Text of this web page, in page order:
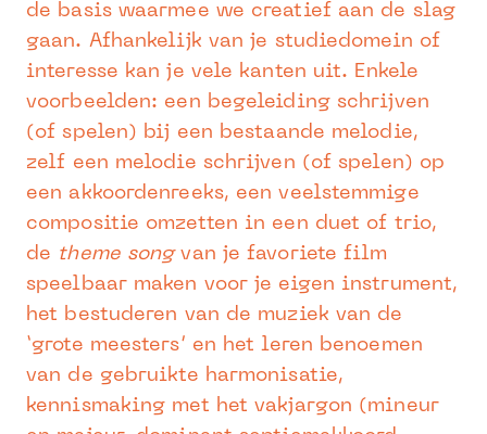
de basis waarmee we creatief aan de slag
gaan. Afhankelijk van je studiedomein of
interesse kan je vele kanten uit. Enkele
voorbeelden: een begeleiding schrijven
(of spelen) bij een bestaande melodie,
zelf een melodie schrijven (of spelen) op
een akkoordenreeks, een veelstemmige
compositie omzetten in een duet of trio,
de theme songvan je favoriete film
speelbaar maken voor je eigen instrument,
het bestuderen van de muziek van de
‘grote meesters’ en het leren benoemen
van de gebruikte harmonisatie,
kennismaking met het vakjargon (mineur